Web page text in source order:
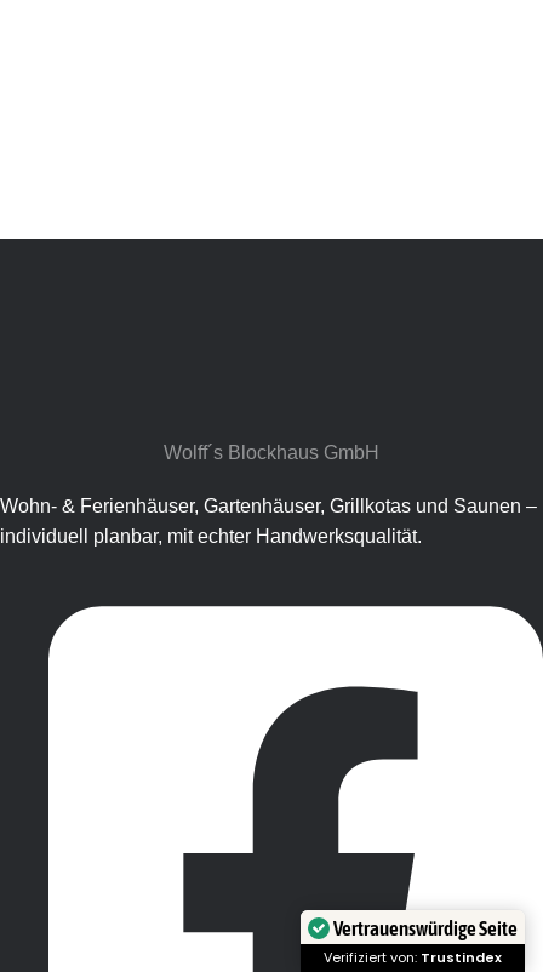
Wolff´s Blockhaus GmbH​
Wohn- & Ferienhäuser, Gartenhäuser, Grillkotas und Saunen –
individuell planbar, mit echter Handwerksqualität.
Vertrauenswürdige Seite
Verifiziert von: Trustindex